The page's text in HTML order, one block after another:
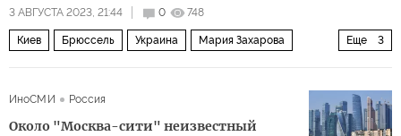
3 АВГУСТА 2023, 21:44 0 748
Еще 3
Киев Брюссель Украина Мария Захарова
ИноСМИ Россия
Около "Москва-сити" неизвестный